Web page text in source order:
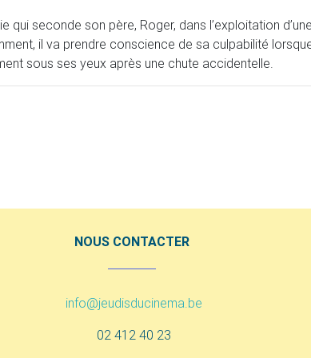
seconde son père, Roger, dans l’exploitation
il va prendre conscience de sa culpabilité
sous ses yeux après une chute accidentelle.
NOUS CONTACTER
info@jeudisducinema.be
02 412 40 23